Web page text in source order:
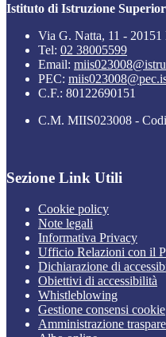
Istituto di Istruzione
Via G. Natta, 11 -
Tel: 02 38005599
Email:
PEC:
C.F.: 80122690151
C.M. MIIS023008 -
Sezione Link Utili
Cookie policy
Note legali
Informativa Privacy
Ufficio Relazioni con il
Dichiarazione di
Obiettivi di accessibilità
Whistleblowing
Gestione consensi cookie
Amministrazione